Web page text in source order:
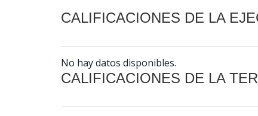
CALIFICACIONES DE LA
No hay datos disponibles.
CALIFICACIONES DE LA